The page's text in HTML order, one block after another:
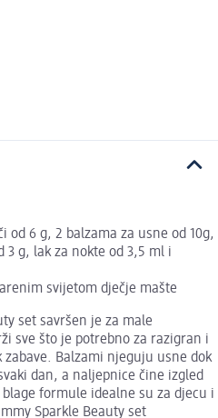
od 6 g, 2 balzama za usne od 10g,
3 g, lak za nokte od 3,5 ml i
svijetom dječje mašte
set savršen je za male
sve što je potrebno za razigran i
Balzami njeguju usne dok
dan, a naljepnice čine izgled
formule idealne su za djecu i
Sparkle Beauty set